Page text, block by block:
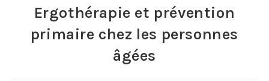
Ergothérapie et prévention
primaire chez les personnes
âgées